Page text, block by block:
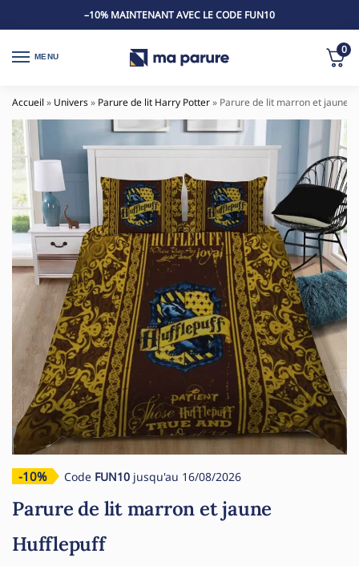
–10% MAINTENANT AVEC LE CODE FUN10
MENU
0
Accueil » Univers» Parure de lit Harry Potter» Parure de lit marron et jaune
-10% Code FUN10 jusqu'au 16/08/2026
Parure de lit marron et jaune
Hufflepuff